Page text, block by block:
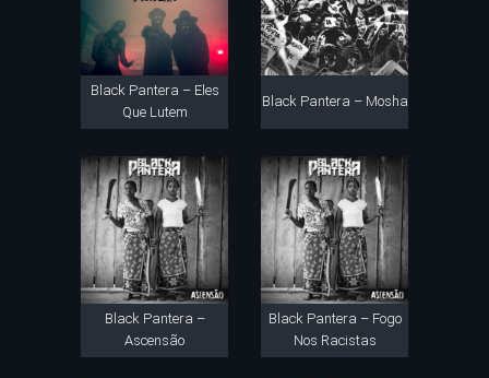
Black Pantera – Eles
Que Lutem
Black Pantera – Mosha
Black Pantera –
Ascensão
Black Pantera – Fogo
Nos Racistas